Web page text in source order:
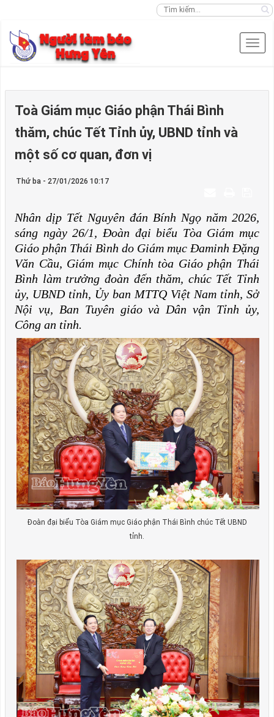
Toà Giám mục Giáo phận Thái Bình
thăm, chúc Tết Tỉnh ủy, UBND tỉnh và
một số cơ quan, đơn vị
Thứ ba - 27/01/2026 10:17
Nhân dịp Tết Nguyên đán Bính Ngọ năm 2026,
sáng ngày 26/1, Đoàn đại biểu Tòa Giám mục
Giáo phận Thái Bình do Giám mục Đaminh Đặng
Văn Cầu, Giám mục Chính tòa Giáo phận Thái
Bình làm trưởng đoàn đến thăm, chúc Tết Tỉnh
ủy, UBND tỉnh, Ủy ban MTTQ Việt Nam tỉnh, Sở
Nội vụ, Ban Tuyên giáo và Dân vận Tỉnh ủy,
Công an tỉnh.
Đoàn đại biểu Tòa Giám mục Giáo phận Thái Bình chúc Tết UBND
tỉnh.